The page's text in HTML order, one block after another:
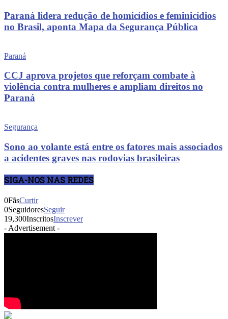
Paraná lidera redução de homicídios e feminicídios
no Brasil, aponta Mapa da Segurança Pública
Paraná
CCJ aprova projetos que reforçam combate à
violência contra mulheres e ampliam direitos no
Paraná
Segurança
Sono ao volante está entre os fatores mais associados
a acidentes graves nas rodovias brasileiras
SIGA-NOS NAS REDES
0FãsCurtir
0SeguidoresSeguir
19,300InscritosInscrever
- Advertisement -